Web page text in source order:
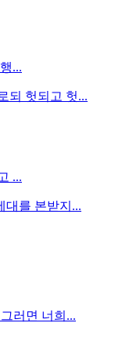
...
되 헛되고 헛...
...
대를 본받지...
러면 너희...